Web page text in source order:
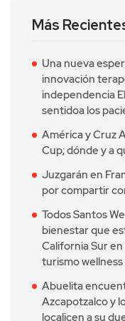
Más
Una nueva
innovación
independencia
sentidoa los
América y Cruz
Cup; dónde y a
Juzgarán en
por compartir
Todos Santos
bienestar que
California Sur
turismo wellness
Abuelita
Azcapotzalco y
localicen a su